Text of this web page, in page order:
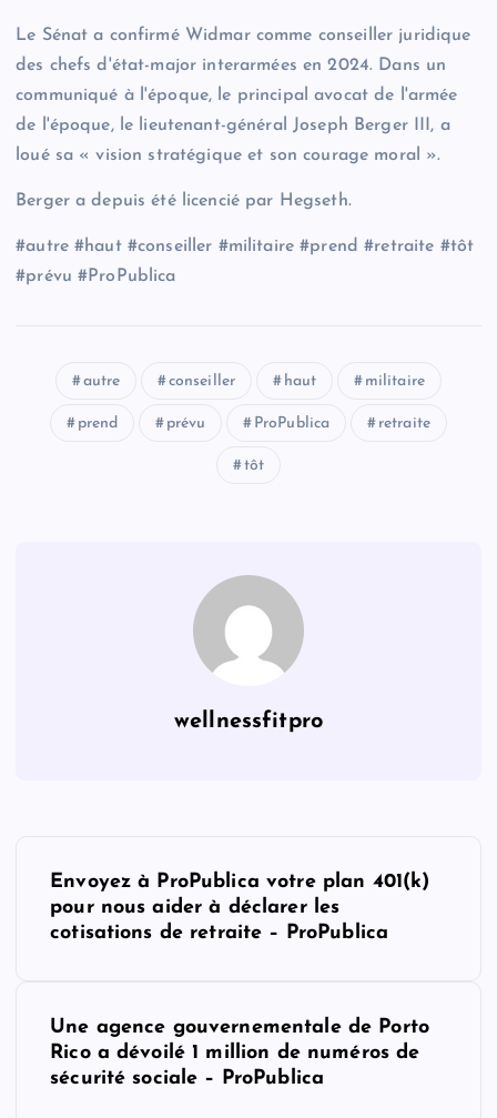
Le Sénat a confirmé Widmar comme conseiller juridique
des chefs d'état-major interarmées en 2024. Dans un
communiqué à l'époque, le principal avocat de l'armée
de l'époque, le lieutenant-général Joseph Berger III, a
loué sa « vision stratégique et son courage moral ».
Berger a depuis été licencié par Hegseth.
#autre #haut #conseiller #militaire #prend #retraite #tôt
#prévu #ProPublica
autre conseiller haut militaire
prend prévu ProPublica retraite
tôt
wellnessfitpro
Envoyez à ProPublica votre plan 401(k)
pour nous aider à déclarer les
cotisations de retraite – ProPublica
Une agence gouvernementale de Porto
Rico a dévoilé 1 million de numéros de
sécurité sociale – ProPublica